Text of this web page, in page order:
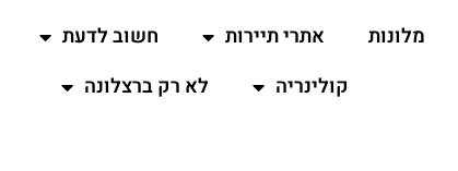
מלונות אתרי תיירות
חשוב לדעת
קולינריה
לא רק ברצלונה